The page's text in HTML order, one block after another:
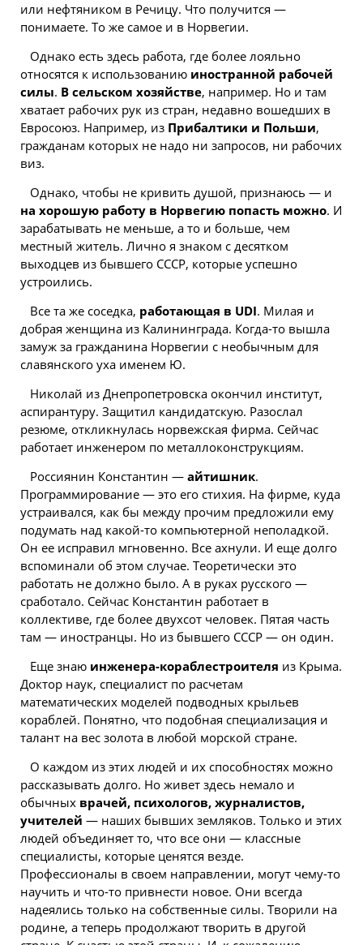
или нефтяником в Речицу. Что получится —
понимаете. То же самое и в Норвегии.
Однако есть здесь работа, где более лояльно
относятся к использованию иностранной рабочей
силы. В сельском хозяйстве, например. Но и там
хватает рабочих рук из стран, недавно вошедших в
Евросоюз. Например, из Прибалтики и Польши,
гражданам которых не надо ни запросов, ни рабочих
виз.
Однако, чтобы не кривить душой, признаюсь — и
на хорошую работу в Норвегию попасть можно. И
зарабатывать не меньше, а то и больше, чем
местный житель. Лично я знаком с десятком
выходцев из бывшего СССР, которые успешно
устроились.
Все та же соседка, работающая в UDI. Милая и
добрая женщина из Калининграда. Когда-то вышла
замуж за гражданина Норвегии с необычным для
славянского уха именем Ю.
Николай из Днепропетровска окончил институт,
аспирантуру. Защитил кандидатскую. Разослал
резюме, откликнулась норвежская фирма. Сейчас
работает инженером по металлоконструкциям.
Россиянин Константин — айтишник.
Программирование — это его стихия. На фирме, куда
устраивался, как бы между прочим предложили ему
подумать над какой-то компьютерной неполадкой.
Он ее исправил мгновенно. Все ахнули. И еще долго
вспоминали об этом случае. Теоретически это
работать не должно было. А в руках русского —
сработало. Сейчас Константин работает в
коллективе, где более двухсот человек. Пятая часть
там — иностранцы. Но из бывшего СССР — он один.
Еще знаю инженера-кораблестроителя из Крыма.
Доктор наук, специалист по расчетам
математических моделей подводных крыльев
кораблей. Понятно, что подобная специализация и
талант на вес золота в любой морской стране.
О каждом из этих людей и их способностях можно
рассказывать долго. Но живет здесь немало и
обычных врачей, психологов, журналистов,
учителей — наших бывших земляков. Только и этих
людей объединяет то, что все они — классные
специалисты, которые ценятся везде.
Профессионалы в своем направлении, могут чему-то
научить и что-то привнести новое. Они всегда
надеялись только на собственные силы. Творили на
родине, а теперь продолжают творить в другой